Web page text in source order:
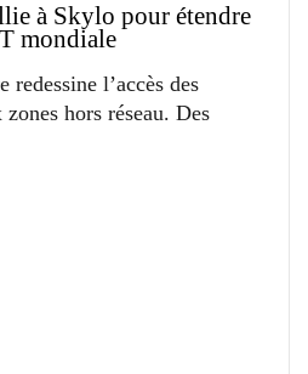
à Skylo pour étendre
mondiale
redessine l’accès des
hors réseau. Des